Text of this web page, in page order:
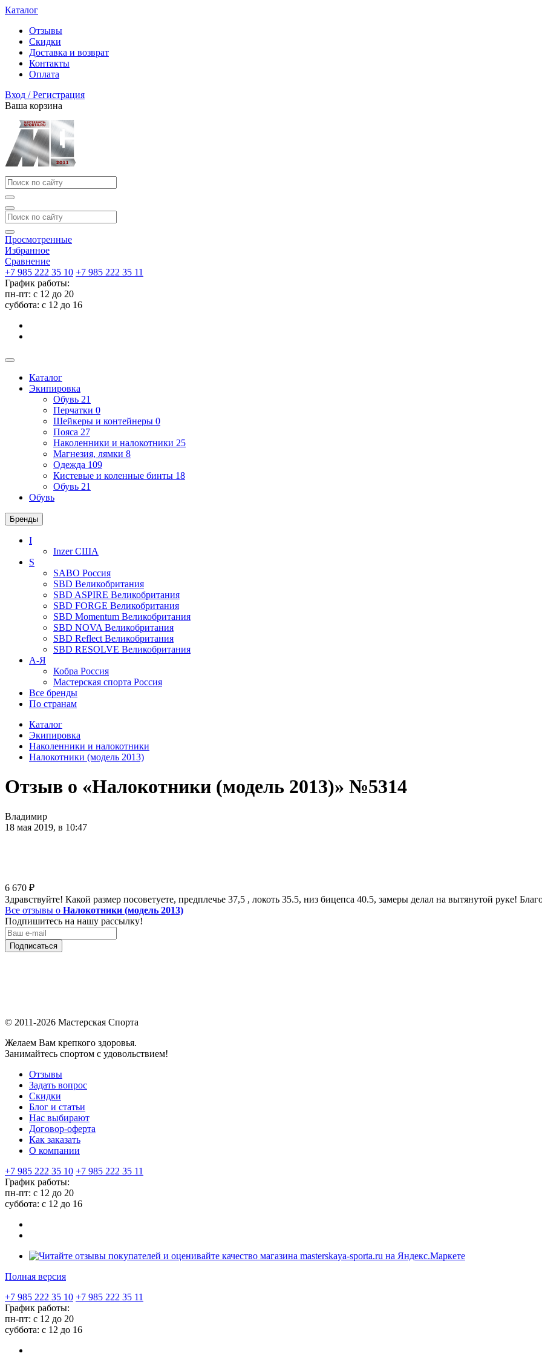
Каталог
Отзывы
Скидки
Доставка и возврат
Контакты
Оплата
Вход / Регистрация
Ваша корзина
Просмотренные
Избранное
Сравнение
+7 985 222 35 10 +7 985 222 35 11
График работы:
пн-пт: с 12 до 20
суббота: c 12 до 16
Каталог
Экипировка
Обувь 21
Перчатки 0
Шейкеры и контейнеры 0
Пояса 27
Наколенники и налокотники 25
Магнезия, лямки 8
Одежда 109
Кистевые и коленные бинты 18
Обувь 21
Обувь
Бренды
I
InzerСША
S
SABO Россия
SBD Великобритания
SBD ASPIRE Великобритания
SBD FORGE Великобритания
SBD Momentum Великобритания
SBD NOVA Великобритания
SBD Reflect Великобритания
SBD RESOLVE Великобритания
А-Я
Кобра Россия
Мастерская спорта Россия
Все бренды
По странам
Каталог
Экипировка
Наколенники и налокотники
Налокотники (модель 2013)
Отзыв о «Налокотники (модель 2013)» №5314
Владимир
18 мая 2019, в 10:47
6 670 ₽
Здравствуйте! Какой размер посоветуете, предплечье 37,5 , локоть 35.5, низ бицепса 40.5, замеры делал на вытянутой руке!
Все отзывы о Налокотники (модель 2013)
Подпишитесь на нашу рассылку!
Подписаться
© 2011-2026 Мастерская Спорта
Желаем Вам крепкого здоровья.
Занимайтесь спортом с удовольствием!
Отзывы
Задать вопрос
Скидки
Блог и статьи
Нас выбирают
Договор-оферта
Как заказать
О компании
+7 985 222 35 10 +7 985 222 35 11
График работы:
пн-пт: с 12 до 20
суббота: c 12 до 16
Полная версия
+7 985 222 35 10 +7 985 222 35 11
График работы:
пн-пт: с 12 до 20
суббота: c 12 до 16